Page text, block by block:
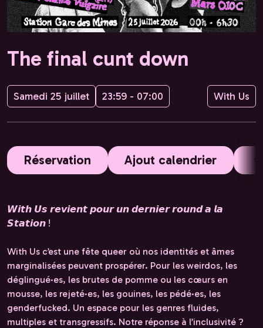
The final cunt down
Samedi 25 juillet 23:59 - 07:00 With Us
Réservation Ajout calendrier
𝙒𝙞𝙩𝙝 𝙐𝙨 𝙧𝙚𝙫𝙞𝙚𝙣𝙩 𝙥𝙤𝙪𝙧 𝙪𝙣 𝙙𝙚𝙧𝙣𝙞𝙚𝙧 𝙧𝙤𝙪𝙣𝙙 𝙖 𝙡𝙖
𝙎𝙩𝙖𝙩𝙞𝙤𝙣 !
With Us c’est une fête queer où nos identités et âmes
marginalisées peuvent prospérer. Pour les weirdos, les
déglingué·es, les brutes de pomme ou les cœurs en
mousse, les rejeté·es, les gouines, les pédé·es, les
genderfucked. Un espace pour les genres fluides,
multiples et transgressifs. Notre réponse à l’inclusivité ?